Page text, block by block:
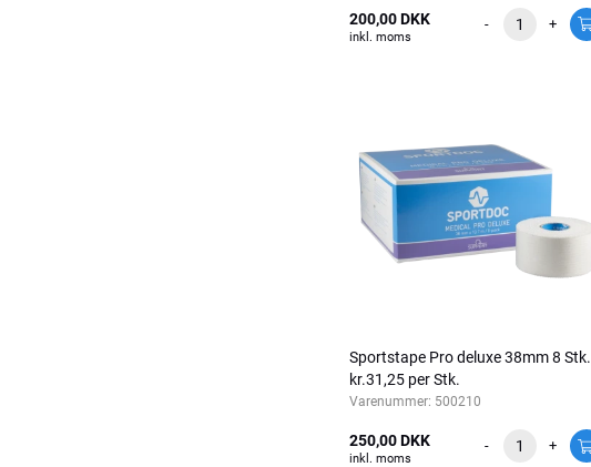
200,00 DKK
inkl. moms
- +
Sportstape Pro deluxe 38mm 8 Stk.
kr.31,25 per Stk.
Varenummer: 500210
250,00 DKK
inkl. moms
- +